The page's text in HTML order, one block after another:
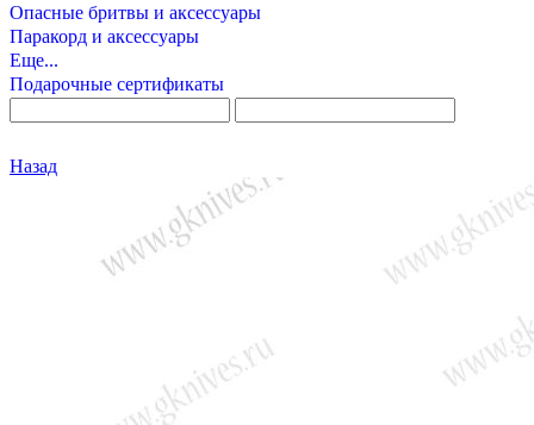
Опасные бритвы и аксессуары
Паракорд и аксессуары
Еще...
Подарочные сертификаты
Назад